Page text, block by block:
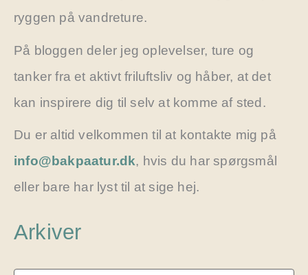
ryggen på vandreture.
På bloggen deler jeg oplevelser, ture og
tanker fra et aktivt friluftsliv og håber, at det
kan inspirere dig til selv at komme af sted.
Du er altid velkommen til at kontakte mig på
info@bakpaatur.dk, hvis du har spørgsmål
eller bare har lyst til at sige hej.
Arkiver